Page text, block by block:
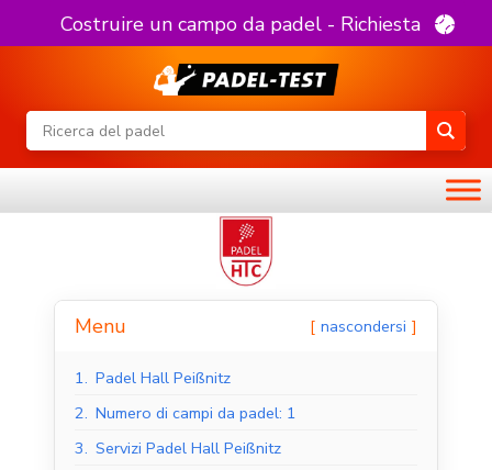
Costruire un campo da padel - Richiesta
Menu nascondersi
1. Padel Hall Peißnitz
2. Numero di campi da padel: 1
3. Servizi Padel Hall Peißnitz